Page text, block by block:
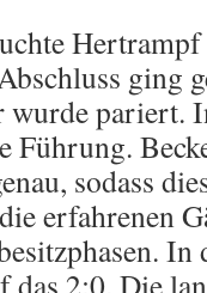
ging
wurde pariert.
Führung.
sodass
erfahrenen
2:0. Die